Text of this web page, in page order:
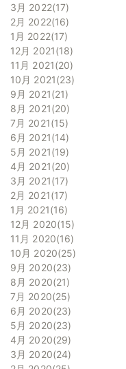
3月 2022 17
2月 2022 16
1月 2022 17
12月 2021 18
11月 2021 20
10月 2021 23
9月 2021 21
8月 2021 20
7月 2021 15
6月 2021 14
5月 2021 19
4月 2021 20
3月 2021 17
2月 2021 17
1月 2021 16
12月 2020 15
11月 2020 16
10月 2020 25
9月 2020 23
8月 2020 21
7月 2020 25
6月 2020 23
5月 2020 23
4月 2020 29
3月 2020 24